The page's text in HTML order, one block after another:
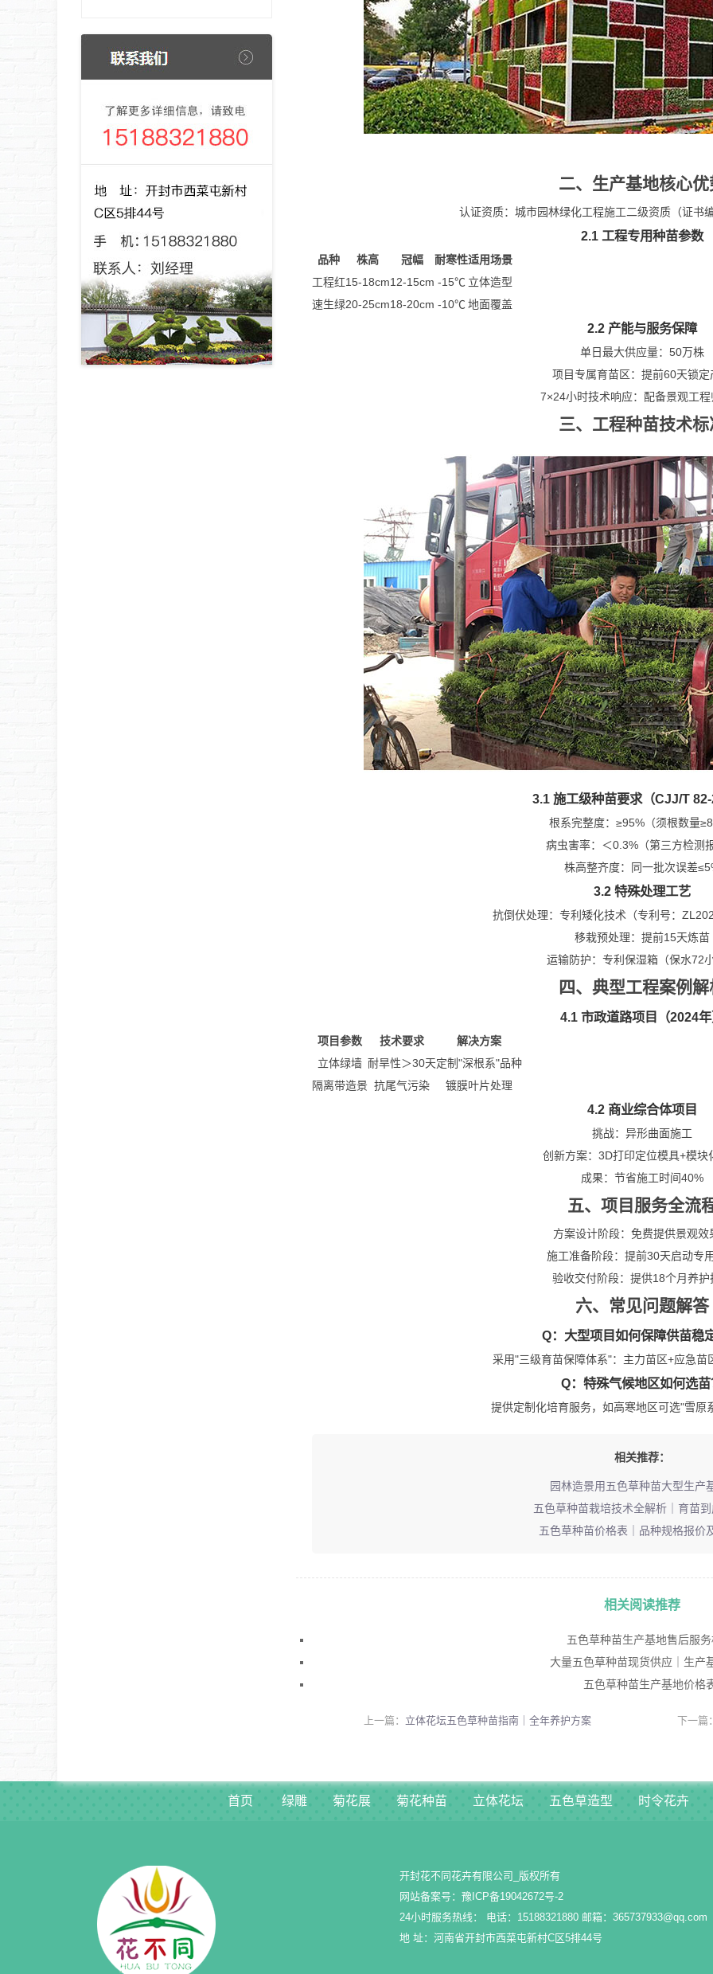
二、生产基地核心优
认证资质：城市园林绿化工程施工二级资质（证书
2.1 工程专用种苗参数
品种 株高 冠幅 耐寒性适用场景
工程红15-18cm12-15cm -15℃ 立体造型
速生绿20-25cm18-20cm -10℃ 地面覆盖
2.2 产能与服务保障
单日最大供应量： 50万株
项目专属育苗区：提前60天锁定
7×24小时技术响应：配备景观工
三、工程种苗技术标
3.1 施工级种苗要求（CJJ/T
根系完整度：≥95%（须根数量
病虫害率：＜0.3%（第三方检测
株高整齐度：同一批次误差
3.2 特殊处理工艺
抗倒伏处理：专利矮化技术（专利号：
移栽预处理：提前15天炼苗
运输防护：专利保湿箱（保水72
四、典型工程案例解
4.1 市政道路项目（2024
项目参数 技术要求
解决方案
立体绿墙 耐旱性＞30天定制"深根系"品种
隔离带造景 抗尾气污染 镀膜叶片处理
4.2 商业综合体项目
挑战：异形曲面施工
创新方案：3D打印定位模具+模块
成果：节省施工时间40%
五、项目服务全流
方案设计阶段：免费提供景观效
施工准备阶段：提前30天启动专
验收交付阶段：提供18个月养护
六、常见问题解答
Q：大型项目如何保障供苗稳
采用"三级育苗保障体系"：主力苗区+应急苗
Q：特殊气候地区如何选
提供定制化培育服务，如高寒地区可选"雪
相关推荐：
园林造景用五色草种苗大型生产
五色草种苗栽培技术全解析｜育苗
五色草种苗价格表｜品种规格报价
相关阅读推荐
五色草种苗生产基地售后服
大量五色草种苗现货供应｜生产
五色草种苗生产基地价格
上一篇： 立体花坛五色草种苗指南｜全年养护方案 下一篇
首页 绿雕 菊花展 菊花种苗 立体花坛 五色草造型 时令花卉
开封花不同花卉有限公司_版权所有
网站备案号： 豫ICP备19042672号-2
24小时服务热线： 电话：15188321880 邮箱：365737933@qq.com
地 址：河南省开封市西菜屯新村C区5排44号